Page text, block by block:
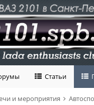
Статьи
и мероприятия